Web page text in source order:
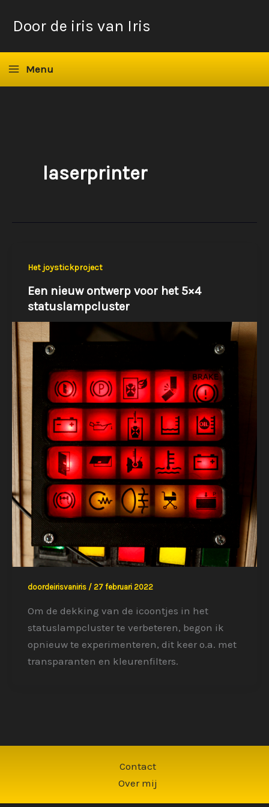
naarDoor de iris van Iris
Menu
laserprinter
Het joystickproject
Een nieuw ontwerp voor het 5×4
statuslampcluster
doordeirisvaniris / 27 februari 2022
Om de dekking van de icoontjes in het
statuslampcluster te verbeteren, begon ik
opnieuw te experimenteren, dit keer o.a. met
transparanten en kleurenfilters.
Contact
Over mij